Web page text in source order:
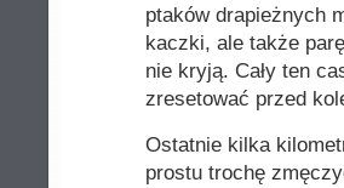
ptaków drapieżnych
kaczki, ale także
nie kryją. Cały ten
zresetować przed
Ostatnie kilka
prostu trochę